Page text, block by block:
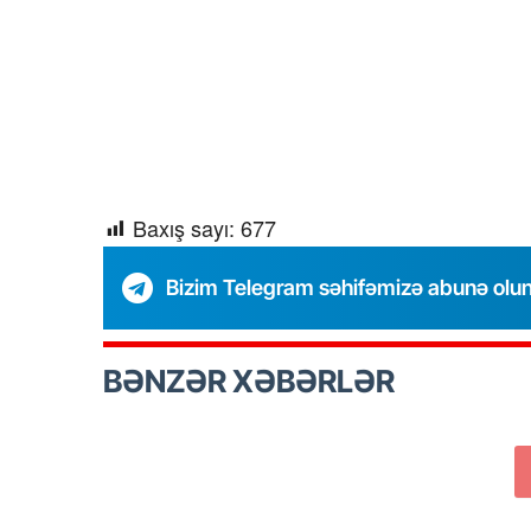
Baxış sayı: 677
Bizim Telegram səhifəmizə abunə
BƏNZƏR XƏBƏRLƏR